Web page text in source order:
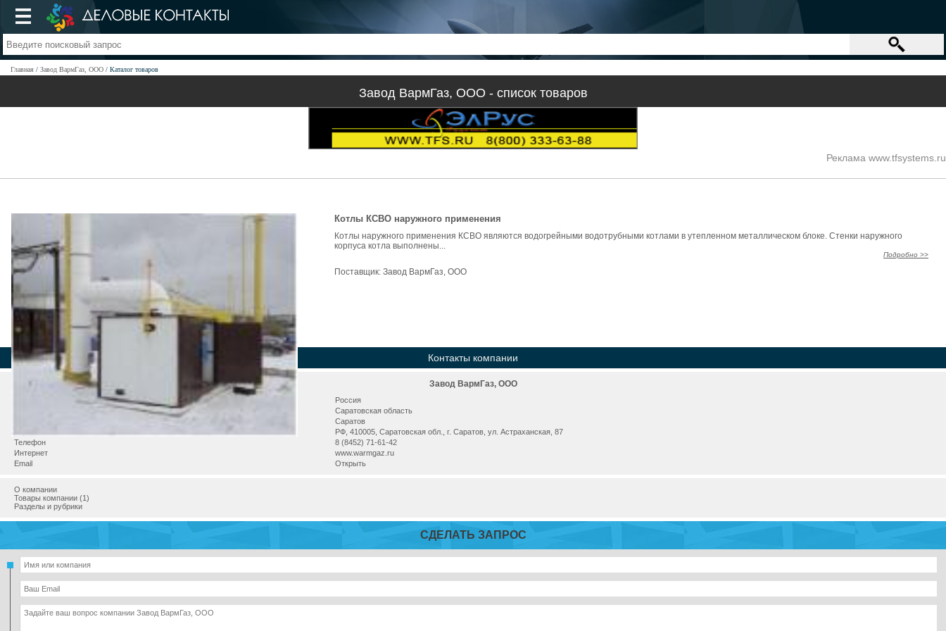
Главная Завод ВармГаз, ООО Каталог товаров
Завод ВармГаз, ООО - список товаров
Реклама www.tfsystems.ru
Котлы КСВО наружного применения
Котлы наружного применения КСВО являются водогрейными водотрубными котлами в утепленном металлическом блоке. Стенки наружного
корпуса котла выполнены...
Подробно >>
Поставщик: Завод ВармГаз, ООО
Контакты компании
Завод ВармГаз, ООО
Россия
Саратовская область
Саратов
РФ, 410005, Саратовская обл., г. Саратов, ул. Астраханская, 87
Телефон
8 (8452) 71-61-42
Интернет
www.warmgaz.ru
Email
Открыть
О компании
Товары компании (1)
Разделы и рубрики
СДЕЛАТЬ ЗАПРОС